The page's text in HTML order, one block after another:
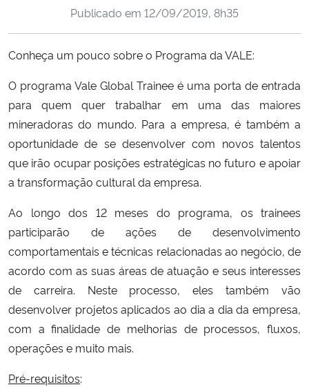
Ministério da Cidadania
Ministério de Minas e Energia
Ministério da Ciência, Tecnologia, Inovações e Comunicações
Ministério do Meio Ambiente
Ministério do Desenvolvimento Regional
Controladoria-Geral da União
Ministério da Mulher, da Família e dos Direitos Humanos
Secretaria de Governo
Publicado em 12/09/2019, 8h35
Conheça um pouco sobre o Programa da VALE:
O programa Vale Global Trainee é uma porta de entrada
para quem quer trabalhar em uma das maiores
mineradoras do mundo. Para a empresa, é também a
oportunidade de se desenvolver com novos talentos
que irão ocupar posições estratégicas no futuro e apoiar
a transformação cultural da empresa.
Ao longo dos 12 meses do programa, os trainees
participarão de ações de desenvolvimento
comportamentais e técnicas relacionadas ao negócio, de
acordo com as suas áreas de atuação e seus interesses
de carreira. Neste processo, eles também vão
desenvolver projetos aplicados ao dia a dia da empresa,
com a finalidade de melhorias de processos, fluxos,
operações e muito mais.
Pré-requisitos: